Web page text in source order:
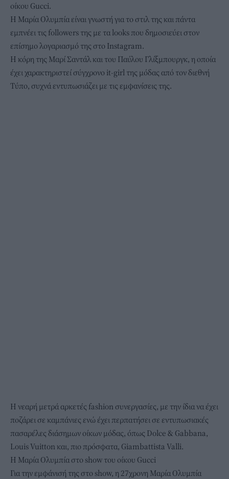
οίκου Gucci.
H Μαρία Ολυμπία είναι γνωστή για το στιλ της και πάντα
εμπνέει τις followers της με τα looks που δημοσιεύει στον
επίσημο λογαριασμό της στο Instagram.
Η κόρη της Μαρί Σαντάλ και του Παύλου Γλίξμπουργκ, η οποία
έχει χαρακτηριστεί σύγχρονο it-girl της μόδας από τον διεθνή
Τύπο, συχνά εντυπωσιάζει με τις εμφανίσεις της.
Η νεαρή μετρά αρκετές fashion συνεργασίες, με την ίδια να έχει
ποζάρει σε καμπάνιες ενώ έχει περπατήσει σε εντυπωσιακές
πασαρέλες διάσημων οίκων μόδας, όπως Dolce & Gabbana,
Louis Vuitton και, πιο πρόσφατα, Giambattista Valli.
Η Μαρία Ολυμπία στο show του οίκου Gucci
Για την εμφάνισή της στο show, η 27χρονη Μαρία Ολυμπία